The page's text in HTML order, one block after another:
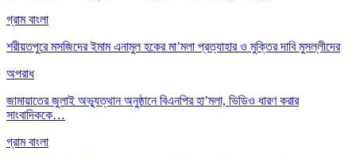
গ্রাম বাংলা
শরীয়তপুরে মসজিদের ইমাম এনামুল হকের মা’মলা প্রত্যাহার ও মুক্তির দাবি মুসল্লীদের
অপরাধ
জামায়াতের জুলাই অভ্যুত্থান অনুষ্ঠানে বিএনপির হা’মলা, ভিডিও ধারণ করার
সাংবাদিককে…
গ্রাম বাংলা